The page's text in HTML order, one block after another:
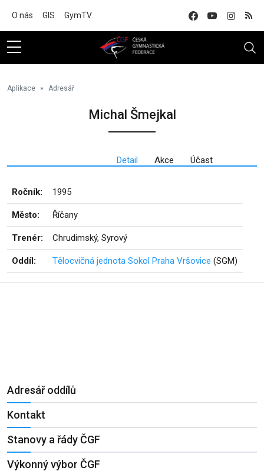
O nás GIS GymTV
Aplikace Adresář
Michal Šmejkal
Detail Akce Účast
Ročník: 1995
Město: Říčany
Trenér: Chrudimský, Syrový
Oddíl: Tělocvičná jednota Sokol Praha Vršovice (SGM)
Adresář oddílů
Kontakt
Stanovy a řády ČGF
Výkonný výbor ČGF